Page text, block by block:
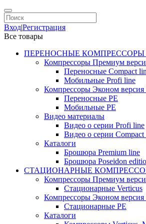
Вход|Регистрация
Все товары
ПЕРЕНОСНЫЕ КОМПРЕССОРЫ
Компрессоры Премиум
Переносные Compact
Мобильные Profi line
Компрессоры Эконом версия
Переносные PE
Мобильные PE
Видео материалы
Видео о серии Profi line
Видео о серии Compact
Каталоги
Брошюра Premium line
Брошюра Poseidon
СТАЦИОНАРНЫЕ
Компрессоры Премиум
Стационарные Verticus
Компрессоры Эконом версия
Стационарные PE
Каталоги